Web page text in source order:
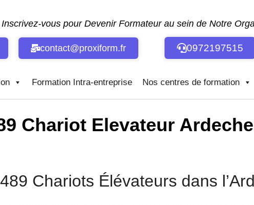
Inscrivez-vous pour Devenir Formateur au sein de Notre
contact@proxiform.fr 0972197515
Formation Intra-entreprise Nos centres de formation
Chariot Elevateur
Chariots Élévateurs dans